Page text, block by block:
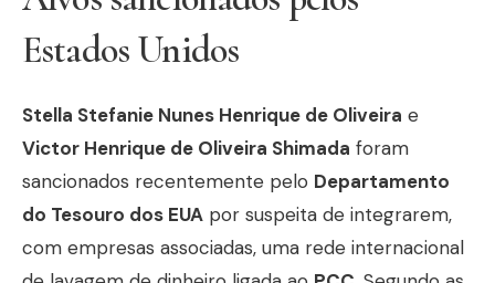
Estados Unidos
Stella Stefanie Nunes Henrique de Oliveira e
Victor Henrique de Oliveira Shimada foram
sancionados recentemente pelo Departamento
do Tesouro dos EUA por suspeita de integrarem,
com empresas associadas, uma rede internacional